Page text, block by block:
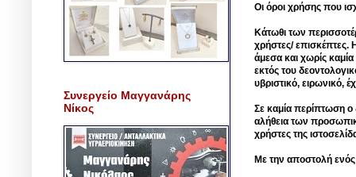
Οι όροι χρήσης που
Κάτωθι των
χρήστες/ επισκέπτες.
άμεσα και χωρίς
εκτός του
υβριστικό, ειρωνικό,
Σε καμία περίπτωση ο
αλήθεια των
χρήστες της
Με την αποστολή
Συνεργείο Μαγγανάρης
Νίκος